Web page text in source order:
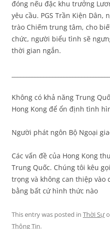
đóng nếu đặc khu trưởng
yêu cầu. PGS Trần Kiện
trào Chiếm trung tâm, cho
chức, người biểu tình sẽ
thời gian ngắn.
Không có khả năng Trung
Hong Kong để ổn định tình
Người phát ngôn Bộ Ngoại
Các vấn đề của Hong Kong
Trung Quốc. Chúng tôi kêu
trọng và không can thiệp vào
bằng bất cứ hình thức nào
This entry was posted in Thời Sự
Thông Tin.